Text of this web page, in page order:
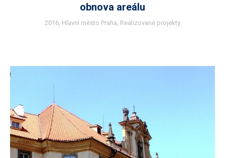
obnova areálu
2016 Hlavní město Praha Realizované projekty